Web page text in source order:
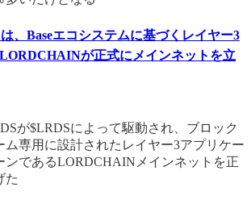
、Baseエコシステムに基づくレイヤー3
が正式にメインネットを立
が$LRDSによって駆動され、ブロック
ム専用に設計されたレイヤー3アプリケー
ンであるLORDCHAINメインネットを正
た